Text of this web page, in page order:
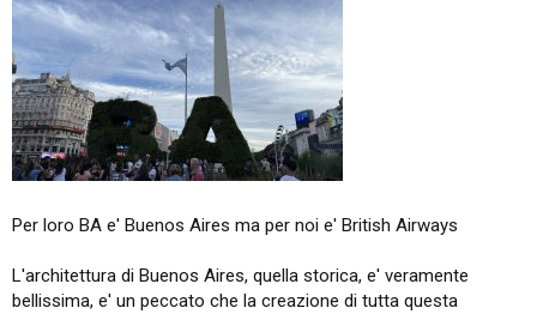
Per loro BA e' Buenos Aires ma per noi e' British Airways
L'architettura di Buenos Aires, quella storica, e' veramente
bellissima, e' un peccato che la creazione di tutta questa